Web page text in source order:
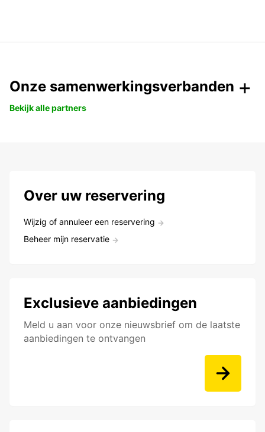
Onze samenwerkingsverbanden
Bekijk alle partners
Over uw reservering
Wijzig of annuleer een reservering
Beheer mijn reservatie
Exclusieve aanbiedingen
Meld u aan voor onze nieuwsbrief om de laatste
aanbiedingen te ontvangen